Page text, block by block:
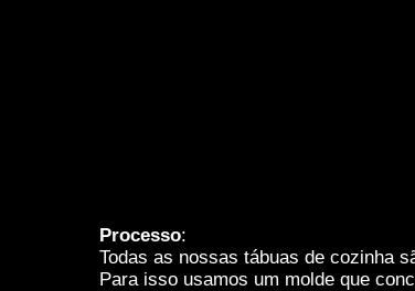
Processo:
Todas as nossas tábuas de cozinha
Para isso usamos um molde que
Experiência
De forma a que